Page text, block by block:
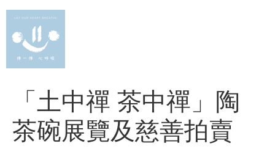
Skip
content
「土中禪 茶中禪」陶
茶碗展覽及慈善拍賣